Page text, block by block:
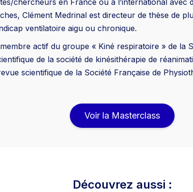
chercheurs en France ou à l’international avec
Clément Medrinal est directeur de thèse de
ventilatoire aigu ou chronique.
actif du groupe « Kiné respiratoire » de la
de la société de kinésithérapie de
scientifique de la Société Française de
Voir la Masterclass
Découvrez aussi :